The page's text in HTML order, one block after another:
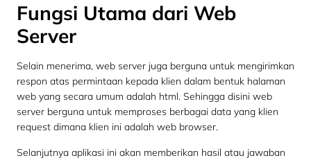
Fungsi Utama dari Web
Server
Selain menerima, web server juga berguna untuk mengirimkan
respon atas permintaan kepada klien dalam bentuk halaman
web yang secara umum adalah html. Sehingga disini web
server berguna untuk memproses berbagai data yang klien
request dimana klien ini adalah web browser.
Selanjutnya aplikasi ini akan memberikan hasil atau jawaban